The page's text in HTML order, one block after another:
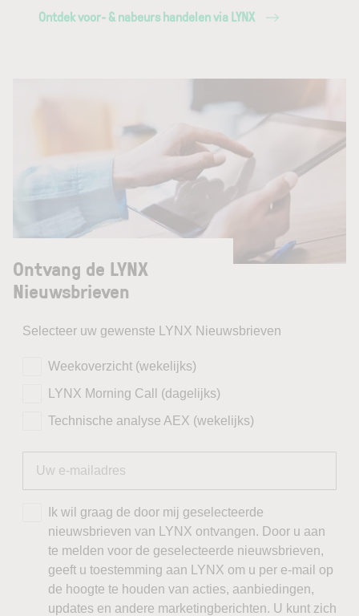
Ontdek voor- & nabeurs handelen via LYNX
Ontvang de LYNX
Nieuwsbrieven
Selecteer uw gewenste LYNX Nieuwsbrieven
Weekoverzicht (wekelijks)
LYNX Morning Call (dagelijks)
Technische analyse AEX (wekelijks)
Ik wil graag de door mij geselecteerde
nieuwsbrieven van LYNX ontvangen. Door u aan
te melden voor de geselecteerde nieuwsbrieven,
geeft u toestemming aan LYNX om u per e-mail op
de hoogte te houden van acties, aanbiedingen,
updates en andere marketingberichten. U kunt zich